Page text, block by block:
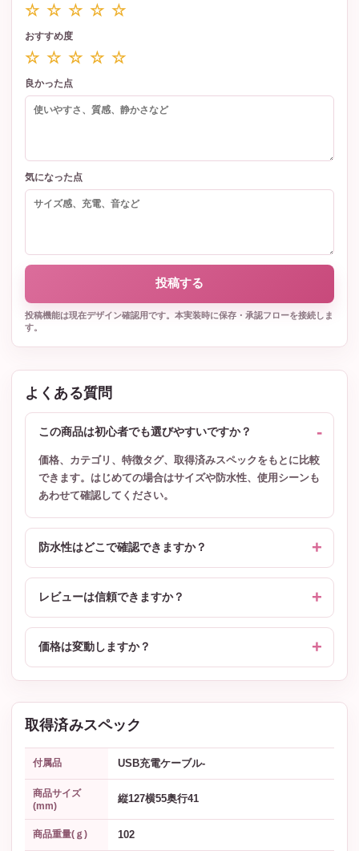
☆ ☆ ☆ ☆ ☆
おすすめ度
☆ ☆ ☆ ☆ ☆
良かった点
気になった点
投稿する
投稿機能は現在デザイン確認用です。本実装時に保存・承認フローを接続しま
す。
よくある質問
この商品は初心者でも選びやすいですか？
価格、カテゴリ、特徴タグ、取得済みスペックをもとに比較
できます。はじめての場合はサイズや防水性、使用シーンも
あわせて確認してください。
防水性はどこで確認できますか？
レビューは信頼できますか？
価格は変動しますか？
取得済みスペック
付属品 USB充電ケーブル-
商品サイズ
(mm)
縦127横55奥行41
商品重量(ｇ) 102